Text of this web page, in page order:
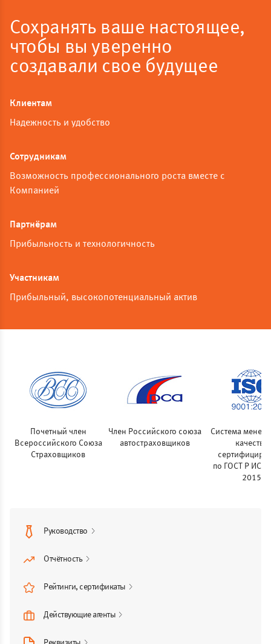
Сохранять ваше настоящее,
чтобы вы уверенно
создавали свое будущее
Клиентам
Надежность и удобство
Сотрудникам
Возможность профессионального роста вместе с
Компанией
Партнёрам
Прибыльность и технологичность
Участникам
Прибыльный, высокопотенциальный актив
Почетный член
Всероссийского Союза
Страховщиков
Член Российского союза
автостраховщиков
Система
качества
по ГОСТ Р ИСО
2015
Руководство
Отчётность
Рейтинги, сертификаты
Действующие агенты